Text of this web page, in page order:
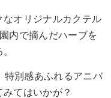
なオリジナルカクテル
内で摘んだハーブを
特別感あふれるアニバ
てはいかが？